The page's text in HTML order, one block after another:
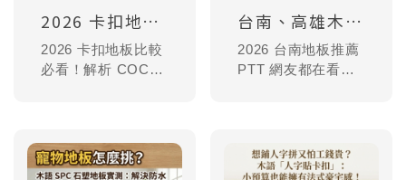
區！
2026 卡扣地板比較｜COCO HOME、瘋五金地板與木語地板差在哪？一篇文全解析
2026 卡扣地板比較
必看！解析 COCO
對比耐磨層、靜音
墊與施工細節，教
台南、高雄木地板怎麼選？PTT 網友最怕的 3 個施工雷區，木語地板「南部專屬」方案全解析。
2026 台南地板推薦
PTT 網友都在看！
兒。木語 SPC 地板
針對台南、高雄潮